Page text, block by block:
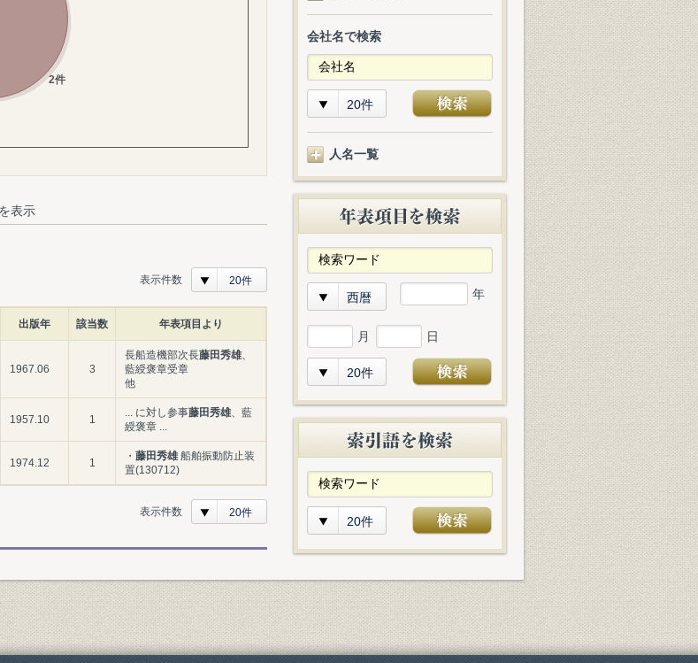
表示
表示件数 20件
出版年 該当数 年表項目より
1967.06 3
長船造機部次長藤田秀雄、
藍綬褒章受章
他
1957.10 1
... に対し参事藤田秀雄、藍
綬褒章 ...
1974.12 1
・ 藤田秀雄船舶振動防止装
置(130712)
表示件数 20件
会社名で検索
20件
人名一覧
西暦 年
月 日
20件
20件